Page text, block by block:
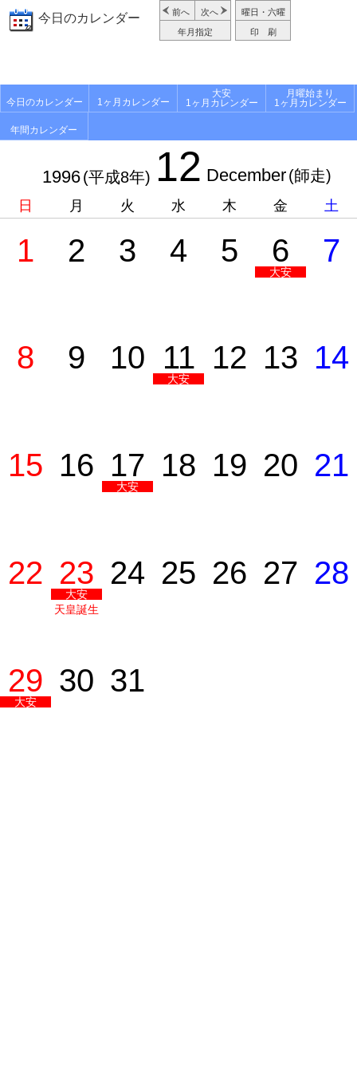
今日のカレンダー 前へ 次へ
年月指定
曜日・六曜
印 刷
今日のカレンダー 1ヶ月カレンダー
大安
1ヶ月カレンダー
月曜始まり
1ヶ月カレンダー
年間カレンダー
1996(平成8年) 12 December(師走)
日 月 火 水 木 金 土
1 2 3 4 5 6
大安
7
8 9 10 11
大安
12 13 14
15 16 17
大安
18 19 20 21
22 23
大安
天皇誕生
24 25 26 27 28
29
大安
30 31